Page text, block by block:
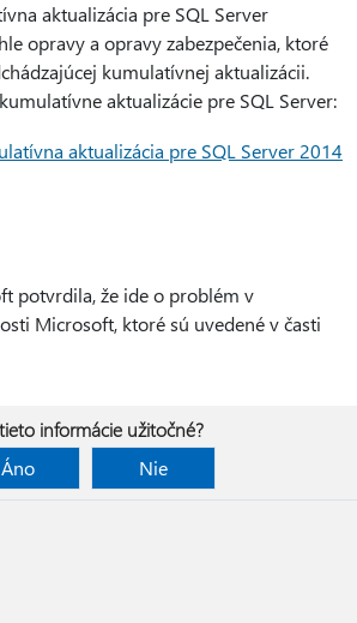
aktualizácia pre SQL Server
opravy a opravy zabezpečenia, ktoré
kumulatívnej aktualizácii.
aktualizácie pre SQL Server:
aktualizácia pre SQL Server 2014
potvrdila, že ide o problém v
Microsoft, ktoré sú uvedené v časti
informácie užitočné?
Áno
Nie